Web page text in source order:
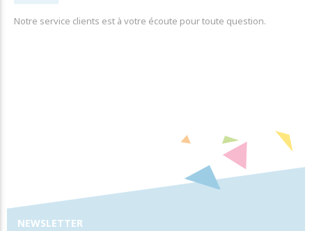
Notre service clients est à votre écoute pour toute question.
NEWSLETTER